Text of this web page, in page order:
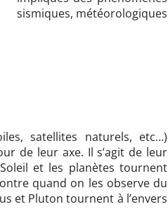
sismiques, météorologiques
satellites naturels, etc…)
de leur axe. Il s’agit de leur
et les planètes tournent
quand on les observe du
et Pluton tournent à l’envers